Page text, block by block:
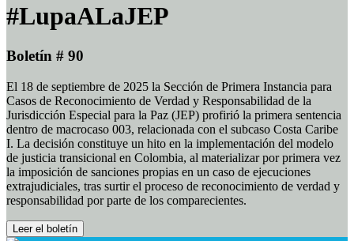
#LupaALaJEP
Boletín # 90
El 18 de septiembre de 2025 la Sección de Primera Instancia para
Casos de Reconocimiento de Verdad y Responsabilidad de la
Jurisdicción Especial para la Paz (JEP) profirió la primera sentencia
dentro de macrocaso 003, relacionada con el subcaso Costa Caribe
I. La decisión constituye un hito en la implementación del modelo
de justicia transicional en Colombia, al materializar por primera vez
la imposición de sanciones propias en un caso de ejecuciones
extrajudiciales, tras surtir el proceso de reconocimiento de verdad y
responsabilidad por parte de los comparecientes.
Leer el boletín